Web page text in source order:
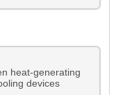
heat-generating
devices